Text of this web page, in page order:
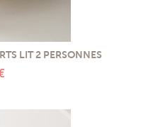
LIT 2 PERSONNES